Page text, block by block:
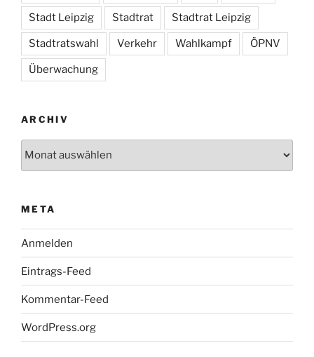
Stadt Leipzig Stadtrat Stadtrat Leipzig
Stadtratswahl Verkehr Wahlkampf ÖPNV
Überwachung
ARCHIV
META
Anmelden
Eintrags-Feed
Kommentar-Feed
WordPress.org